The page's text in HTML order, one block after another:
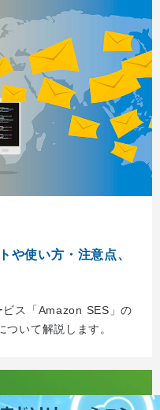
や使い方・注意点、
ス「Amazon SES」の
ついて解説します。